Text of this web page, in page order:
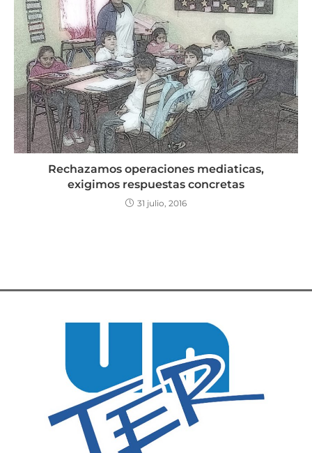
Rechazamos operaciones mediaticas,
exigimos respuestas concretas
31 julio, 2016